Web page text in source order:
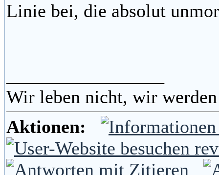
Linie bei, die absolut
Wir leben nicht, wir
Aktionen: